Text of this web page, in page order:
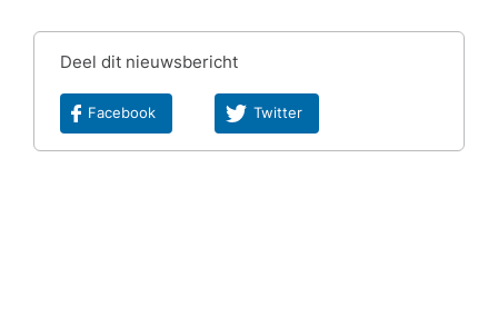
Deel dit nieuwsbericht
Facebook Twitter